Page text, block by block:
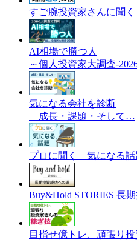
すご腕投資家さんに聞
AI相場で勝つ人
～個人投資家大調査-
気になる会社を診断
成長・課題・そして…
プロに聞く 気になる話
Buy&Hold STORIES 長
目指せ億トレ、頑張り